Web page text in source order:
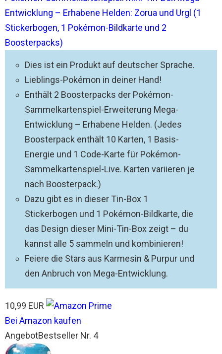
Entwicklung – Erhabene Helden: Zorua und Urgl (1
Stickerbogen, 1 Pokémon-Bildkarte und 2
Boosterpacks)
Dies ist ein Produkt auf deutscher Sprache.
Lieblings-Pokémon in deiner Hand!
Enthält 2 Boosterpacks der Pokémon-
Sammelkartenspiel-Erweiterung Mega-
Entwicklung – Erhabene Helden. (Jedes
Boosterpack enthält 10 Karten, 1 Basis-
Energie und 1 Code-Karte für Pokémon-
Sammelkartenspiel-Live. Karten variieren je
nach Boosterpack.)
Dazu gibt es in dieser Tin-Box 1
Stickerbogen und 1 Pokémon-Bildkarte, die
das Design dieser Mini-Tin-Box zeigt – du
kannst alle 5 sammeln und kombinieren!
Feiere die Stars aus Karmesin & Purpur und
den Anbruch von Mega-Entwicklung.
10,99 EUR
Bei Amazon kaufen
AngebotBestseller Nr. 4